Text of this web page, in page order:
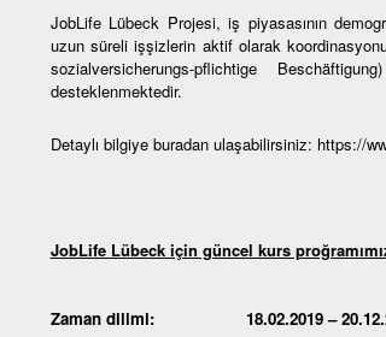
JobLife Lübeck Projesi, iş piyasasının
uzun süreli işşizlerin aktif olarak
sozialversicherungs-pflichtige
desteklenmektedir.
Detaylı bilgiye buradan ulaşabilirsiniz: https://
JobLife Lübeck için güncel kurs
Zaman dilimi: 18.02.2019 –